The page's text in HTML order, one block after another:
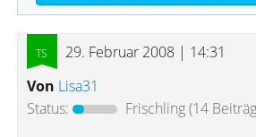
29. Februar 2008 | 14:31
Von Lisa31
Status:
Frischling(14